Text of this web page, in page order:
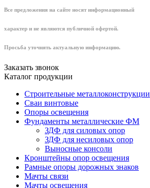
Все предложения на сайте носят информационный
характер и не являются публичной офертой.
Просьба уточнять актуальную информацию.
Заказать звонок
Каталог продукции
Строительные металлоконструкции
Сваи винтовые
Опоры освещения
Фундаменты металлические ФМ
ЗДФ для силовых опор
ЗДФ для несиловых опор
Выносные консоли
Кронштейны опор освещения
Рамные опоры дорожных знаков
Мачты связи
Мачты освещения